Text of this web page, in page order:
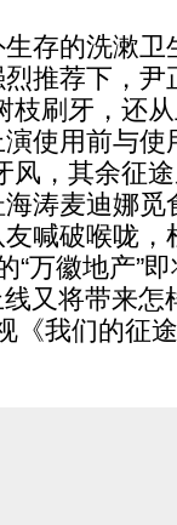
存的洗漱卫
推荐下，尹
枝刷牙，还
使用前与使
风，其余征
涛麦迪娜觅
喊破喉咙，
万徽地产”
又将带来怎
《我们的征